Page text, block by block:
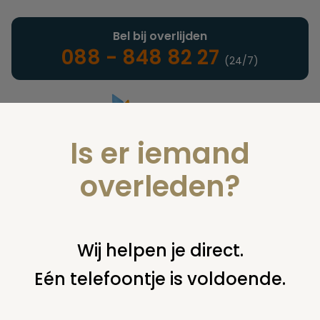
Landelijke uitvaartonderneming
Bel bij overlijden
088 - 848 82 27 (24/7)
U bent hier: home nieuws & agenda nieuws
Is er iemand
overleden?
Wij helpen je direct.
Eén telefoontje is voldoende.